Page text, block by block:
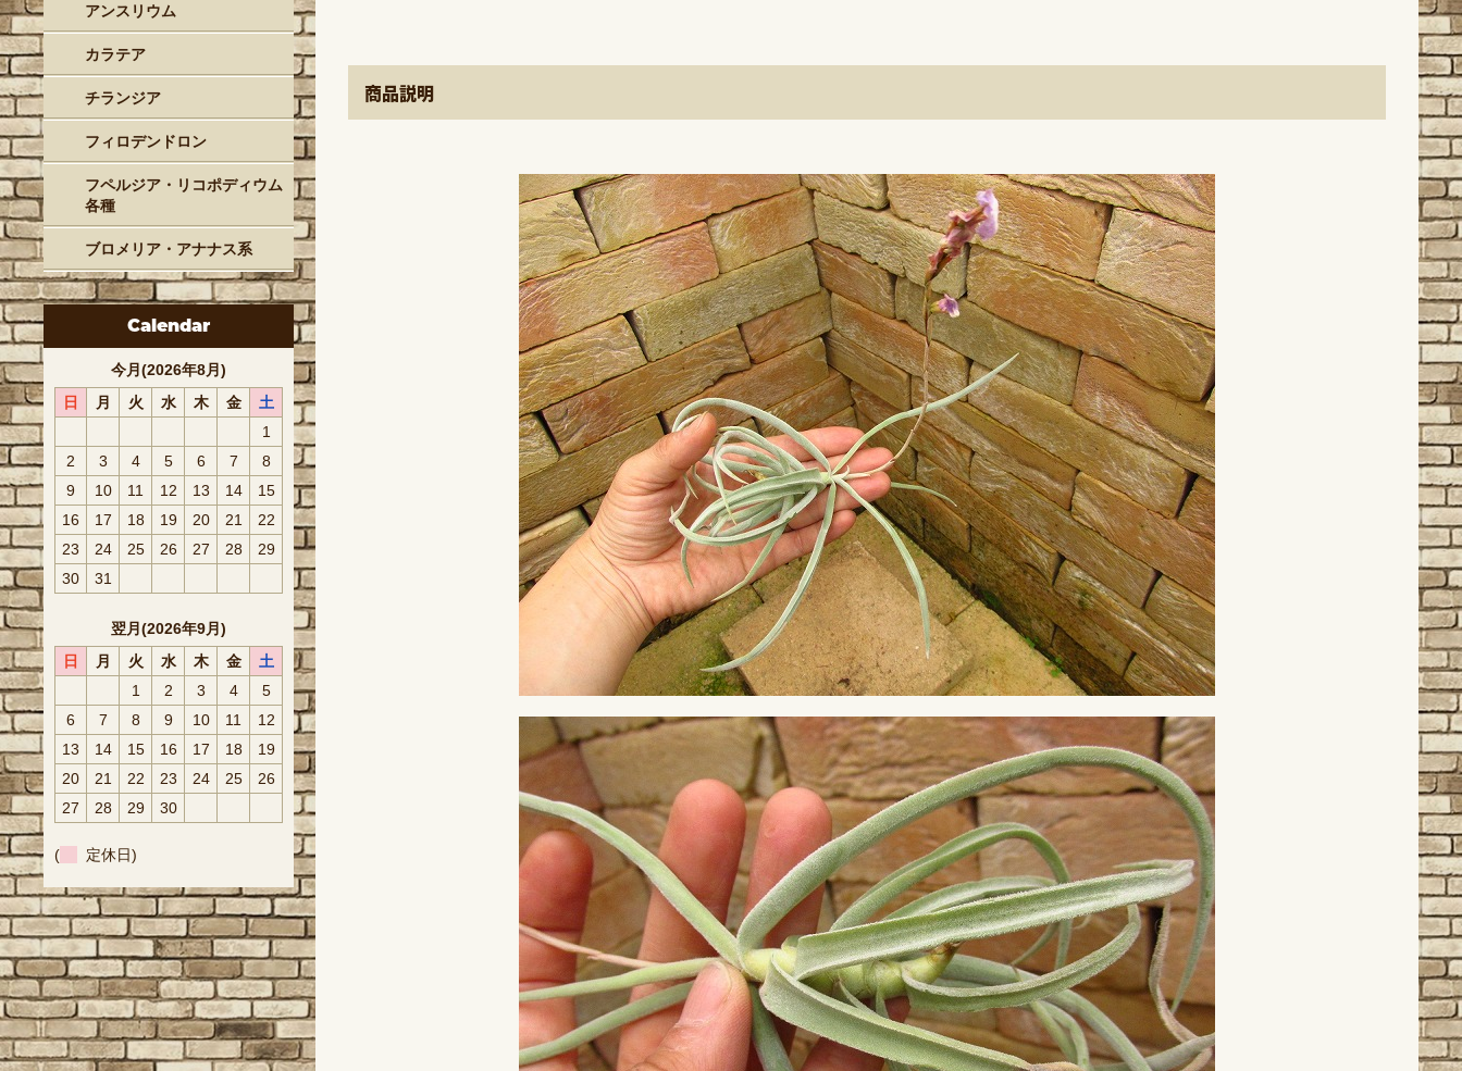
商品説明
アンスリウム
カラテア
チランジア
フィロデンドロン
フペルジア・リコポディウム
各種
ブロメリア・アナナス系
Calendar
今月(2026年8月)
日
月 火 水 木 金
土
1
2
3 4 5 6 7
8
9
10 11 12 13 14
15
16
17 18 19 20 21
22
23
24 25 26 27 28
29
30
31
翌月(2026年9月)
日
月 火 水 木 金
土
1
2 3 4
5
6
7 8 9 10 11
12
13
14 15 16 17 18
19
20
21 22 23 24 25
26
27
28 29 30
( 定休日)